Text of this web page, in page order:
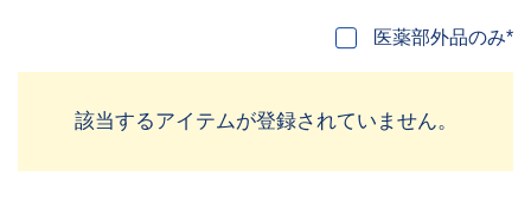
医薬部外品のみ*
該当するアイテムが登録されていません。